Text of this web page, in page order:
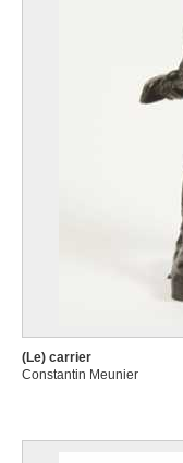
(Le) carrier
Constantin Meunier